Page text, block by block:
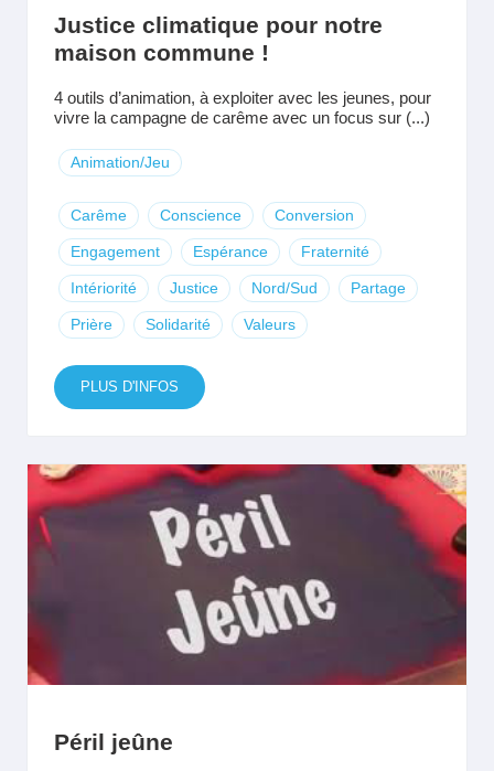
Justice climatique pour notre
maison commune !
4 outils d’animation, à exploiter avec les jeunes, pour
vivre la campagne de carême avec un focus sur (...)
Animation/Jeu
Carême Conscience Conversion
Engagement Espérance Fraternité
Intériorité Justice Nord/Sud Partage
Prière Solidarité Valeurs
PLUS D'INFOS
Péril jeûne